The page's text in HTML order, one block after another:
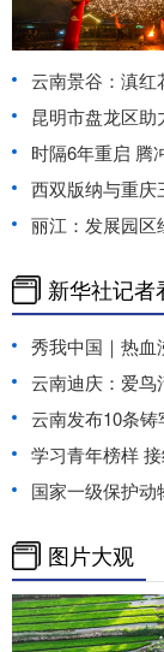
云南景谷：滇红
昆明市盘龙区
时隔6年重启 腾
西双版纳与重庆
丽江：发展园区
新华社记者
秀我中国｜热血
云南迪庆：爱鸟
云南发布10条
学习青年榜样
国家一级保护动
图片大观